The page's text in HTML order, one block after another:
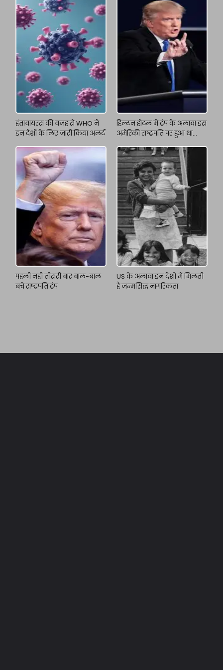
हंतावायरस की वजह से WHO ने
इन देशों के लिए जारी किया अलर्ट
हिल्टन होटल में ट्रंप के अलावा इस
अमेरिकी राष्ट्रपति पर हुआ था
पहली नहीं तीसरी बार बाल-बाल
बचे राष्ट्रपति ट्रंप
US के अलावा इन देशों में मिलती
है जन्मसिद्ध नागरिकता